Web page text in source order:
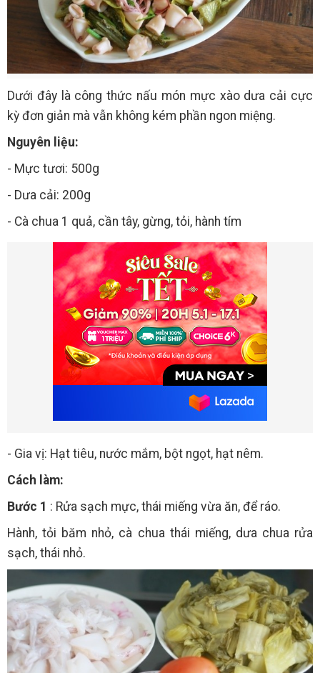
Dưới đây là công thức nấu món mực xào dưa cải cực
kỳ đơn giản mà vẫn không kém phần ngon miệng.
Nguyên liệu:
- Mực tươi: 500g
- Dưa cải: 200g
- Cà chua 1 quả, cần tây, gừng, tỏi, hành tím
- Gia vị: Hạt tiêu, nước mắm, bột ngọt, hạt nêm.
Cách làm:
Bước 1 : Rửa sạch mực, thái miếng vừa ăn, để ráo.
Hành, tỏi băm nhỏ, cà chua thái miếng, dưa chua rửa
sạch, thái nhỏ.